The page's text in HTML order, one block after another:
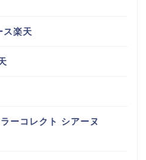
ス楽天
ーコレクト シアーヌ